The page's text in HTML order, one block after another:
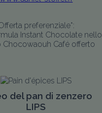
preferenziale*:
Instant Chocolate nello
Chocowaouh Café offerto
del pan di zenzero
LIPS